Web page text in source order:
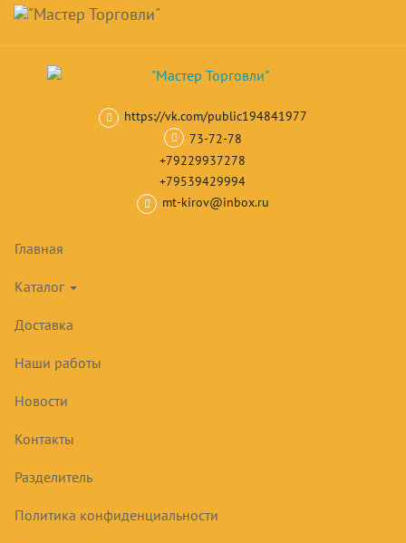
Skip
main
content
Навигация
https://vk.com/public194841977
73-72-78
+79229937278
+79539429994
mt-kirov@inbox.ru
Главная
Каталог
Доставка
Наши работы
Новости
Контакты
Разделитель
Политика конфиденциальности
Корзина товар(ов)
Камеры, холодильные машины
НИЗКОТЕМПЕРАТУРНЫЙ
173400₽